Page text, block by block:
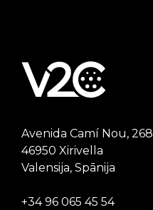
Avenida Camí Nou, 268
46950 Xirivella
Valensija, Spānija
+34 96 065 45 54